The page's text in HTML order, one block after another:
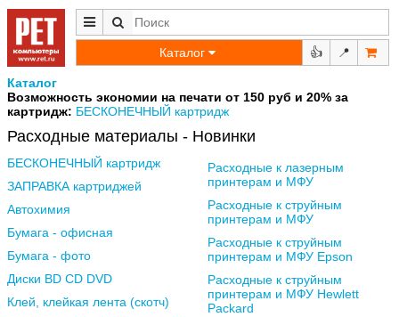
Каталог 👍 📍
Каталог
Возможность экономии на печати от 150 руб и 20% за
картридж: БЕСКОНЕЧНЫЙ картридж
Расходные материалы - Новинки
БЕСКОНЕЧНЫЙ картридж
ЗАПРАВКА картриджей
Автохимия
Бумага - офисная
Бумага - фото
Диски BD CD DVD
Клей, клейкая лента (скотч)
Расходные к лазерным
принтерам и МФУ
Расходные к струйным
принтерам и МФУ
Расходные к струйным
принтерам и МФУ Epson
Расходные к струйным
принтерам и МФУ Hewlett
Packard